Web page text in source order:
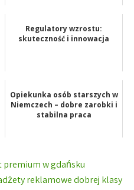
Regulatory wzrostu:
skuteczność i innowacja
Opiekunka osób starszych w
Niemczech – dobre zarobki i
stabilna praca
premium w gdańsku
reklamowe dobrej klasy